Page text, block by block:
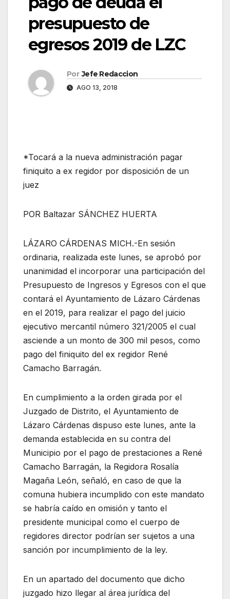
presupuesto de
egresos 2019 de LZC
Por Jefe Redaccion
AGO 13, 2018
*Tocará a la nueva administración pagar
finiquito a ex regidor por disposición de un
juez
POR Baltazar SÁNCHEZ HUERTA
LÁZARO CÁRDENAS MICH.-En sesión
ordinaria, realizada este lunes, se aprobó por
unanimidad el incorporar una participación del
Presupuesto de Ingresos y Egresos con el que
contará el Ayuntamiento de Lázaro Cárdenas
en el 2019, para realizar el pago del juicio
ejecutivo mercantil número 321/2005 el cual
asciende a un monto de 300 mil pesos, como
pago del finiquito del ex regidor René
Camacho Barragán.
En cumplimiento a la orden girada por el
Juzgado de Distrito, el Ayuntamiento de
Lázaro Cárdenas dispuso este lunes, ante la
demanda establecida en su contra del
Municipio por el pago de prestaciones a René
Camacho Barragán, la Regidora Rosalía
Magaña León, señaló, en caso de que la
comuna hubiera incumplido con este mandato
se habría caído en omisión y tanto el
presidente municipal como el cuerpo de
regidores director podrían ser sujetos a una
sanción por incumplimiento de la ley.
En un apartado del documento que dicho
juzgado hizo llegar al área jurídica del